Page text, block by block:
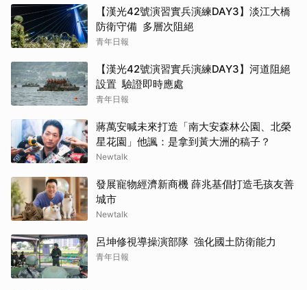
【漢光42號演習實兵演練DAY3】淡江大橋
防衛守備 多層次阻絕
青年日報
【漢光42號演習實兵演練DAY3】河道阻絕
設置 驗證即時應處
青年日報
蔣萬安喊未來打造「南大安森林公園、北榮
星花園」他諷：是拿到黃大洲的稿子？
Newtalk
發展寵物經濟新商機 薛兆基倡打造毛孩友善
城市
Newtalk
呂坤修視導操演部隊 強化國土防衛能力
青年日報